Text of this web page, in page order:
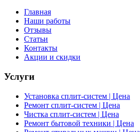
Главная
Наши работы
Отзывы
Статьи
Контакты
Акции и скидки
Услуги
Установка сплит-систем | Цена
Ремонт сплит-систем | Цена
Чистка сплит-систем | Цена
Ремонт бытовой техники | Цена